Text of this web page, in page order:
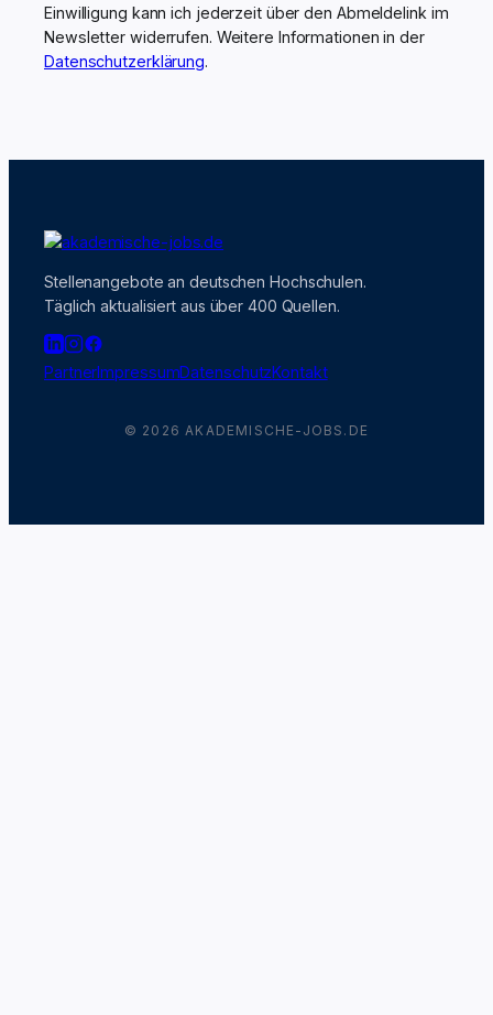
Einwilligung kann ich jederzeit über den Abmeldelink im
Newsletter widerrufen. Weitere Informationen in der
Datenschutzerklärung.
Stellenangebote an deutschen Hochschulen.
Täglich aktualisiert aus über 400 Quellen.
PartnerImpressumDatenschutzKontakt
© 2026 AKADEMISCHE-JOBS.DE